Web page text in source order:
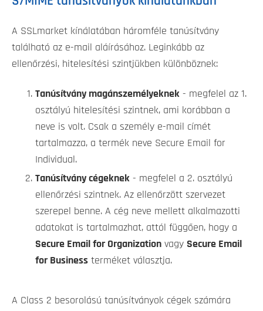
A SSLmarket kínálatában háromféle tanúsítvány
található az e-mail aláírásához. Leginkább az
ellenőrzési, hitelesítési szintjükben különböznek:
Tanúsítvány magánszemélyeknek - megfelel az 1.
osztályú hitelesítési szintnek, ami korábban a
neve is volt. Csak a személy e-mail címét
tartalmazza, a termék neve Secure Email for
Individual.
Tanúsítvány cégeknek - megfelel a 2. osztályú
ellenőrzési szintnek. Az ellenőrzött szervezet
szerepel benne. A cég neve mellett alkalmazotti
adatokat is tartalmazhat, attól függően, hogy a
Secure Email for Organization vagy Secure Email
for Business terméket választja.
A Class 2 besorolású tanúsítványok cégek számára